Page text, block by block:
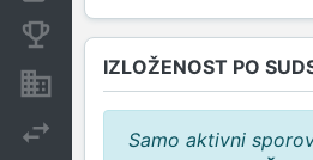
Konkurentske kompanije
IZLOŽENOST PO
Samo aktivni